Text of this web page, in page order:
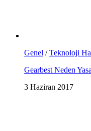
Genel /Teknoloji
Gearbest Neden
3 Haziran 2017